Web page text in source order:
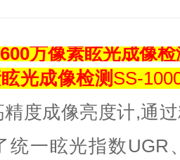
万像素眩光成像检
光成像检测 SS-
度成像亮度计,通
统一眩光指数UGR